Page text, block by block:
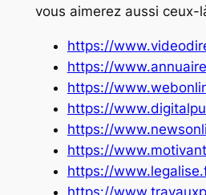
vous aimerez aussi ceux-
https://
https://
https://
https://
https://
https://
https://
https://